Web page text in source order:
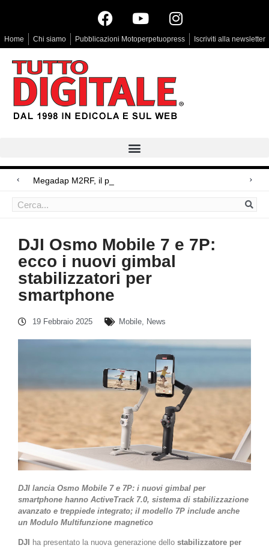
Home Chi siamo Pubblicazioni Motoperpetuopress Iscriviti alla newsletter
Megadap M2RF, il primo adattatore autofo
Arri Rental, evoluzioni in arrivo
DJI Osmo Mobile 7 e 7P:
ecco i nuovi gimbal
stabilizzatori per
smartphone
19 Febbraio 2025 Mobile, News
DJI lancia Osmo Mobile 7 e 7P: i nuovi gimbal per
smartphone hanno ActiveTrack 7.0, sistema di stabilizzazione
avanzato e treppiede integrato; il modello 7P include anche
un Modulo Multifunzione magnetico
DJI ha presentato la nuova generazione dello stabilizzatore per